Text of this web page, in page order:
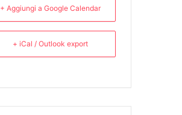
+ Aggiungi a Google Calendar
+ iCal / Outlook export